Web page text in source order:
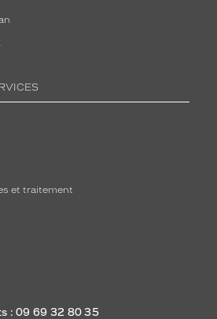
et traitement
: 09 69 32 80 35